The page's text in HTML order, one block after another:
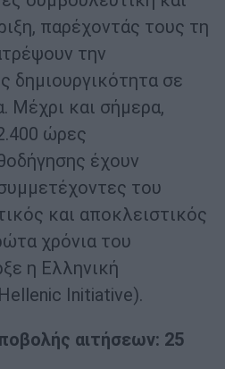
παρέχοντάς τους τη
την
δημιουργικότητα σε
Μέχρι και σήμερα,
ώρες
έχουν
του
και αποκλειστικός
χρόνια του
η Ελληνική
Initiative).
αιτήσεων: 25